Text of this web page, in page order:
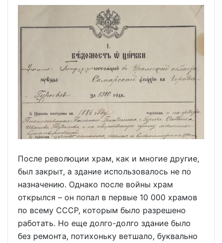
После революции храм, как и многие другие,
был закрыт, а здание использовалось не по
назначению. Однако после войны храм
открылся – он попал в первые 10 000 храмов
по всему СССР, которым было разрешено
работать. Но еще долго-долго здание было
без ремонта, потихоньку ветшало, буквально